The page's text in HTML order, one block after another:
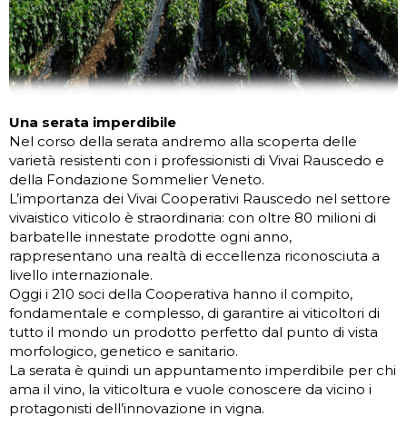
Una serata imperdibile
Nel corso della serata andremo alla scoperta delle
varietà resistenti con i professionisti di Vivai Rauscedo e
della Fondazione Sommelier Veneto.
L’importanza dei Vivai Cooperativi Rauscedo nel settore
vivaistico viticolo è straordinaria: con oltre 80 milioni di
barbatelle innestate prodotte ogni anno,
rappresentano una realtà di eccellenza riconosciuta a
livello internazionale.
Oggi i 210 soci della Cooperativa hanno il compito,
fondamentale e complesso, di garantire ai viticoltori di
tutto il mondo un prodotto perfetto dal punto di vista
morfologico, genetico e sanitario.
La serata è quindi un appuntamento imperdibile per chi
ama il vino, la viticoltura e vuole conoscere da vicino i
protagonisti dell’innovazione in vigna.